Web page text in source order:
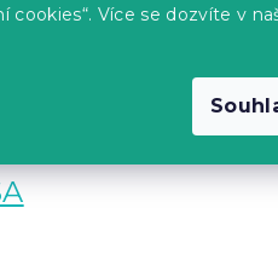
cookies“. Více se dozvíte v